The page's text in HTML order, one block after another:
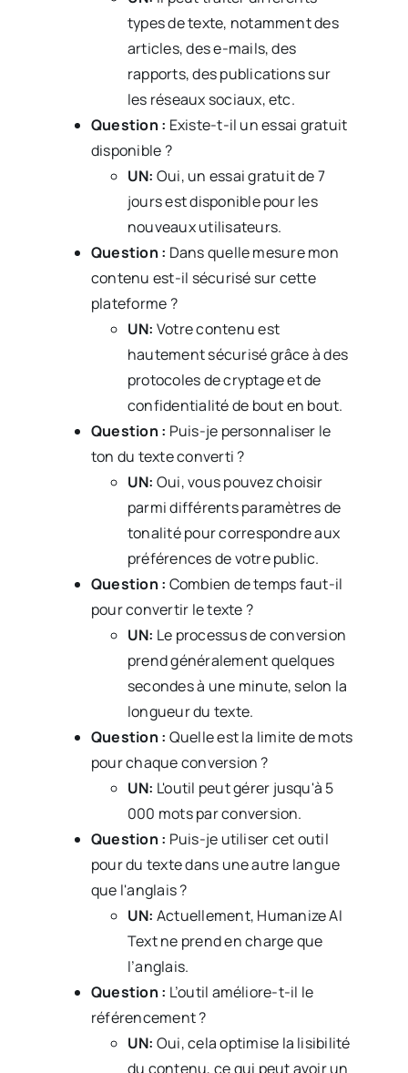
types de texte, notamment des
articles, des e-mails, des
rapports, des publications sur
les réseaux sociaux, etc.
Question : Existe-t-il un essai gratuit
disponible ?
UN: Oui, un essai gratuit de 7
jours est disponible pour les
nouveaux utilisateurs.
Question : Dans quelle mesure mon
contenu est-il sécurisé sur cette
plateforme ?
UN: Votre contenu est
hautement sécurisé grâce à des
protocoles de cryptage et de
confidentialité de bout en bout.
Question : Puis-je personnaliser le
ton du texte converti ?
UN: Oui, vous pouvez choisir
parmi différents paramètres de
tonalité pour correspondre aux
préférences de votre public.
Question : Combien de temps faut-il
pour convertir le texte ?
UN: Le processus de conversion
prend généralement quelques
secondes à une minute, selon la
longueur du texte.
Question : Quelle est la limite de mots
pour chaque conversion ?
UN: L'outil peut gérer jusqu'à 5
000 mots par conversion.
Question : Puis-je utiliser cet outil
pour du texte dans une autre langue
que l'anglais ?
UN: Actuellement, Humanize AI
Text ne prend en charge que
l’anglais.
Question : L’outil améliore-t-il le
référencement ?
UN: Oui, cela optimise la lisibilité
du contenu, ce qui peut avoir un